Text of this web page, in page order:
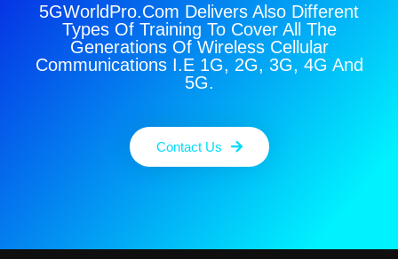
5GWorldPro.com Delivers Also Different
Types Of Training To Cover All The
Generations Of Wireless Cellular
Communications I.e 1G, 2G, 3G, 4G And
5G.
Contact Us